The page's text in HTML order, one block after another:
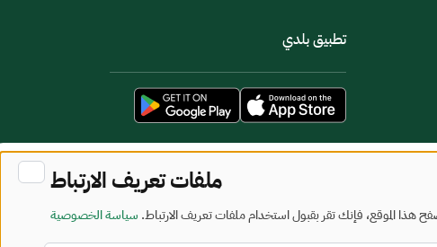
تطبيق بلدي
ملفات تعريف الارتباط
الموقع، فإنك تقر بقبول استخدام ملفات تعريف الارتباط. سياسة الخصوصية